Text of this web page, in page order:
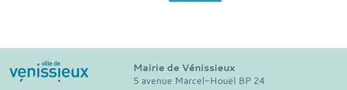
Mairie de Vénissieux
5 avenue Marcel-Houël BP 24